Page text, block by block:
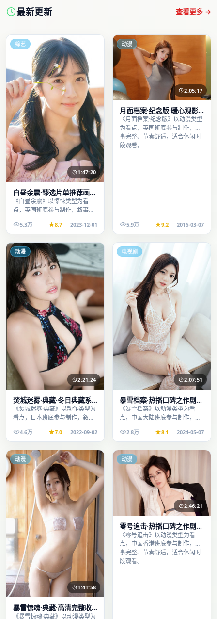
最新更新 查看更多 →
综艺
1:47:20
白昼余震·臻选片单推荐画质
清晰观看流畅
《白昼余震》以惊悚类型为看
点，英国班底参与制作，叙事完
看。5.3万 8.7 2023-12-01
动漫
2:05:17
月面档案·纪念版·暖心观影
季口碑发酵持续升温
《月面档案·纪念版》以动漫类型
为看点，英国班底参与制作，叙
事完整、节奏舒适，适合休闲时
段观看。
5.9万 9.2 2016-03-07
动漫
2:21:24
焚城迷雾·典藏·冬日典藏系
列温情叙事引人入胜
《焚城迷雾·典藏》以动作类型为
看点，日本班底参与制作，叙事
观看。
4.6万 7.0 2022-09-02
电视剧
2:07:51
暴雪档案·热播口碑之作剧情
扎实演技在线
《暴雪档案》以动漫类型为看
点，中国大陆班底参与制作，叙
段观看。
2.8万 8.1 2024-05-07
动漫
1:41:58
暴雪惊魂·典藏·高清完整收
录适合周末一口气刷完
《暴雪惊魂·典藏》以动漫类型为
动漫
2:46:21
零号追击·热播口碑之作剧情
扎实演技在线
《零号追击》以动漫类型为看
点，中国香港班底参与制作，叙
事完整、节奏舒适，适合休闲时
段观看。